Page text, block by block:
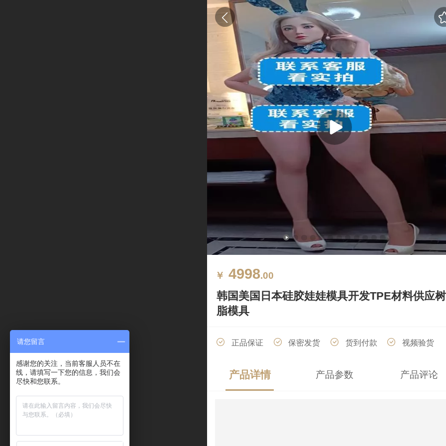
￥ 4998.00
韩国美国日本硅胶娃娃模具开发TPE材料供应树
脂模具
正品保证 保密发货 货到付款 视频验货
厂家直销 分期付款
产品详情 产品参数 产品评论
请您留言
感谢您的关注，当前客服人员不在
线，请填写一下您的信息，我们会
尽快和您联系。